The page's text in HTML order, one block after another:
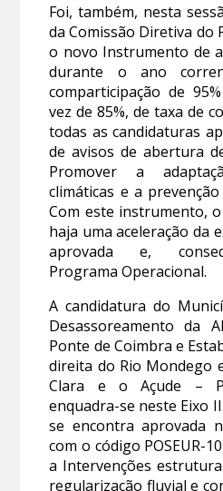
Foi, também, nesta
da Comissão Diretiva do
o novo Instrumento de
durante o ano
comparticipação de
vez de 85%, de taxa de
todas as candidaturas
de avisos de abertura
Promover a
climáticas e a
Com este instrumento, o
haja uma aceleração da
aprovada e,
Programa Operacional.
A candidatura do
Desassoreamento da
Ponte de Coimbra e
direita do Rio Mondego
Clara e o Açude –
enquadra-se neste Eixo
se encontra aprovada
com o código POSEUR-
a Intervenções
regularização fluvial e